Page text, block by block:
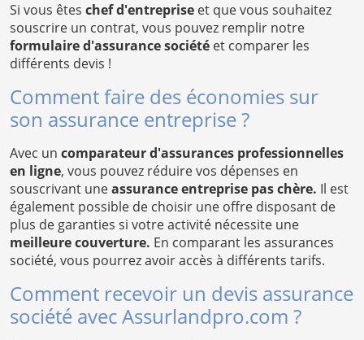
Si vous êtes chef d'entreprise et que vous souhaitez
souscrire un contrat, vous pouvez remplir notre
formulaire d'assurance société et comparer les
différents devis !
Comment faire des économies sur
son assurance entreprise ?
Avec un comparateur d'assurances professionnelles
en ligne, vous pouvez réduire vos dépenses en
souscrivant uneassurance entreprise pas chère. Il est
également possible de choisir une offre disposant de
plus de garanties si votre activité nécessite une
meilleure couverture. En comparant les assurances
société, vous pourrez avoir accès à différents tarifs.
Comment recevoir un devis assurance
société avec Assurlandpro.com ?